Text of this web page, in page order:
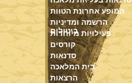
המופע אחרונת הטוות
הרשמה ומדיניות
ביטולים
פעילויות מיוחדות
קורסים
סדנאות
בית המלאכה
הרצאות